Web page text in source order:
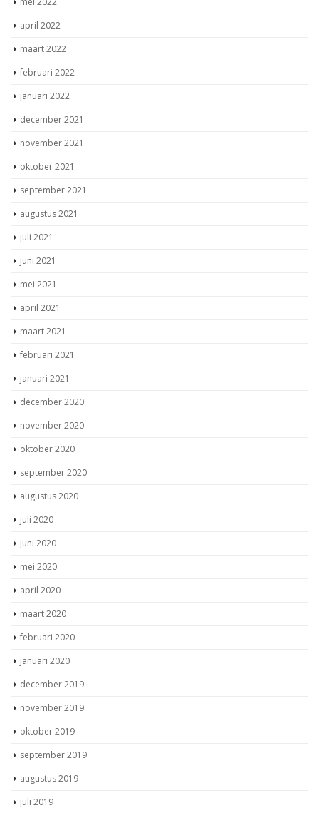
april 2022
maart 2022
februari 2022
januari 2022
december 2021
november 2021
oktober 2021
september 2021
augustus 2021
juli 2021
juni 2021
mei 2021
april 2021
maart 2021
februari 2021
januari 2021
december 2020
november 2020
oktober 2020
september 2020
augustus 2020
juli 2020
juni 2020
mei 2020
april 2020
maart 2020
februari 2020
januari 2020
december 2019
november 2019
oktober 2019
september 2019
augustus 2019
juli 2019